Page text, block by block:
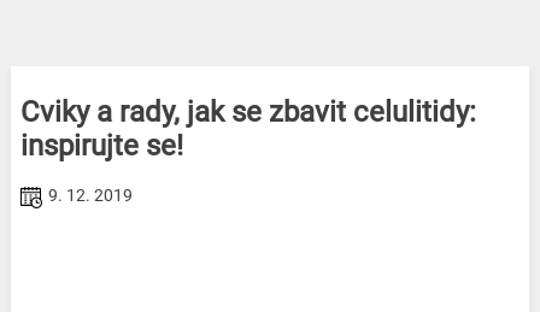
Cviky a rady, jak se zbavit celulitidy:
inspirujte se!
9. 12. 2019